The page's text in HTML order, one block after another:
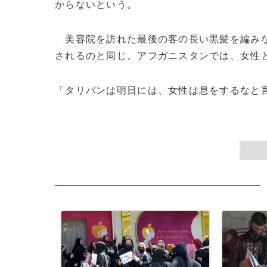
からないという。
美容院を訪れた最後の客の長い黒髪を編み
されるのと同じ。アフガニスタンでは、女
「タリバンは明日には、女性は息をするな